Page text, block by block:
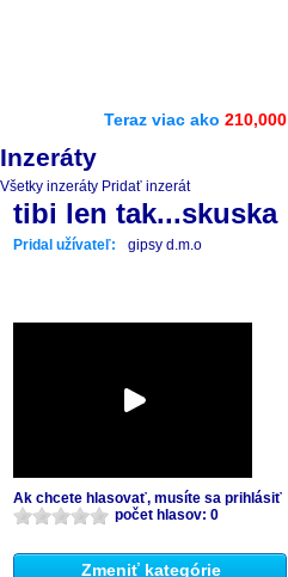
Teraz viac ako 210,000
Inzeráty
Všetky inzeráty Pridať inzerát
tibi len tak...skuska
Pridal užívateľ: gipsy d.m.o
Ak chcete hlasovať, musíte sa prihlásiť
počet hlasov: 0
Zmeniť kategórie